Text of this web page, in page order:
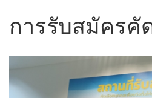
การรับสมัครคั